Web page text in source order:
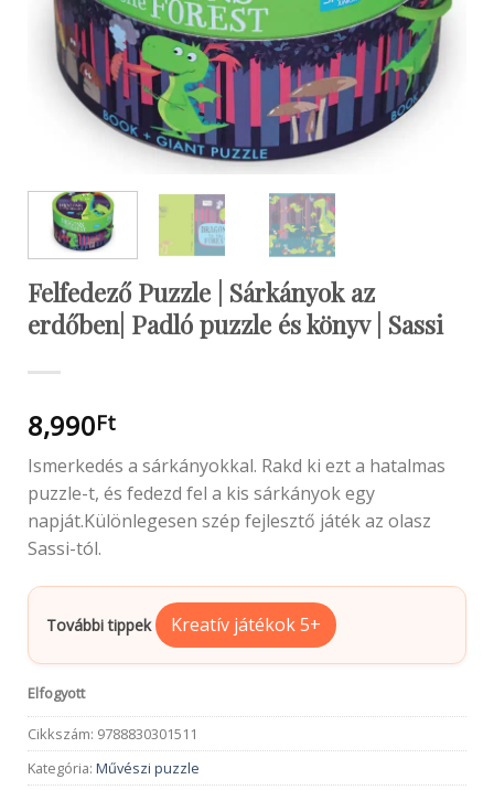
Felfedező Puzzle | Sárkányok az
erdőben| Padló puzzle és könyv | Sassi
8,990Ft
Ismerkedés a sárkányokkal. Rakd ki ezt a hatalmas
puzzle-t, és fedezd fel a kis sárkányok egy
napját.Különlegesen szép fejlesztő játék az olasz
Sassi-tól.
További tippek Kreatív játékok 5+
Elfogyott
Cikkszám: 9788830301511
Kategória: Művészi puzzle